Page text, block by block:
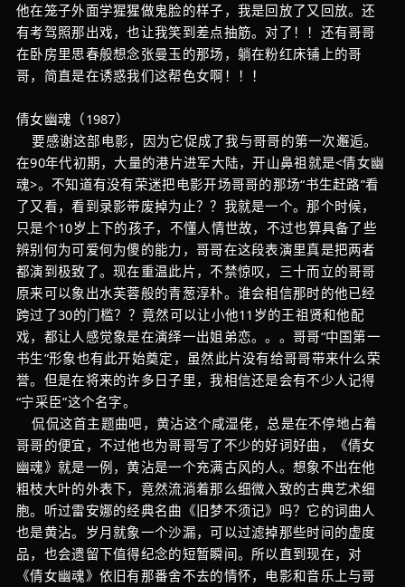
他在笼子外面学猩猩做鬼脸的样子，我是回放了又回放。还
有考驾照那出戏，也让我笑到差点抽筋。对了！！还有哥哥
在卧房里思春般想念张曼玉的那场，躺在粉红床铺上的哥
哥，简直是在诱惑我们这帮色女啊！！！
倩女幽魂（1987）
要感谢这部电影，因为它促成了我与哥哥的第一次邂逅。
在90年代初期，大量的港片进军大陆，开山鼻祖就是<倩女幽
魂>。不知道有没有荣迷把电影开场哥哥的那场“书生赶路”看
了又看，看到录影带废掉为止？？我就是一个。那个时候，
只是个10岁上下的孩子，不懂人情世故，不过也算具备了些
辨别何为可爱何为傻的能力，哥哥在这段表演里真是把两者
都演到极致了。现在重温此片，不禁惊叹，三十而立的哥哥
原来可以象出水芙蓉般的青葱淳朴。谁会相信那时的他已经
跨过了30的门槛？？竟然可以让小他11岁的王祖贤和他配
戏，都让人感觉象是在演绎一出姐弟恋。。。哥哥“中国第一
书生”形象也有此开始奠定，虽然此片没有给哥哥带来什么荣
誉。但是在将来的许多日子里，我相信还是会有不少人记得
“宁采臣”这个名字。
侃侃这首主题曲吧，黄沾这个咸湿佬，总是在不停地占着
哥哥的便宜，不过他也为哥哥写了不少的好词好曲，《倩女
幽魂》就是一例，黄沾是一个充满古风的人。想象不出在他
粗枝大叶的外表下，竟然流淌着那么细微入致的古典艺术细
胞。听过雷安娜的经典名曲《旧梦不须记》吗？它的词曲人
也是黄沾。岁月就象一个沙漏，可以过滤掉那些时间的虚度
品，也会遗留下值得纪念的短暂瞬间。所以直到现在，对
《倩女幽魂》依旧有那番舍不去的情怀，电影和音乐上与哥